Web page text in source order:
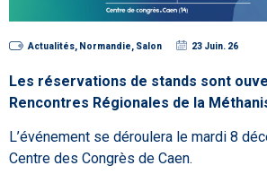
Actualités Normandie Salon 23 Juin. 26
Les réservations de stands sont
Rencontres Régionales de la
L’événement se déroulera le mardi 8
Centre des Congrès de Caen.